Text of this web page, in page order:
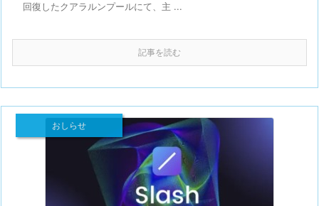
回復したクアラルンプールにて、主 ...
記事を読む
おしらせ